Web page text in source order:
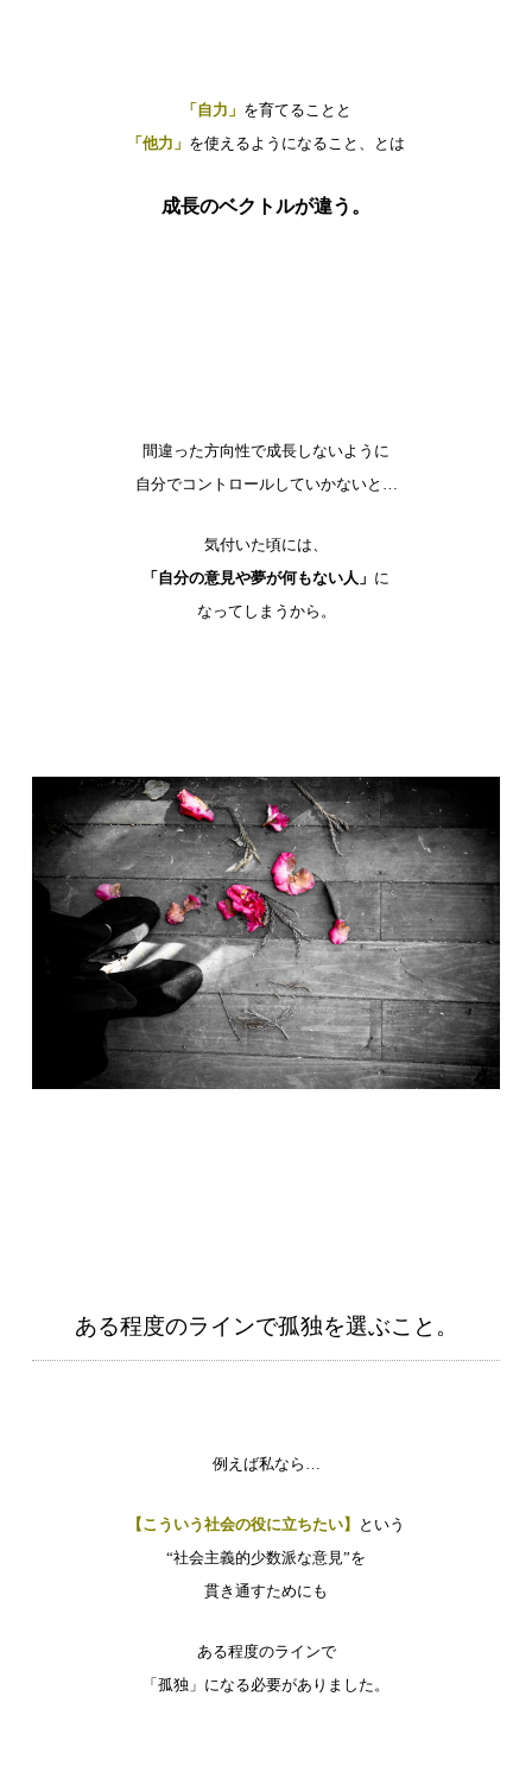
「自力」 を育てることと
「他力」 を使えるようになること、とは
成長のベクトルが違う。
間違った方向性で成長しないように
自分でコントロールしていかないと…
気付いた頃には、
「自分の意見や夢が何もない人」 に
なってしまうから。
ある程度のラインで孤独を選ぶこと。
例えば私なら…
【こういう社会の役に立ちたい】
という
“社会主義的少数派な意見”を
貫き通すためにも
ある程度のラインで
「孤独」になる必要がありました。